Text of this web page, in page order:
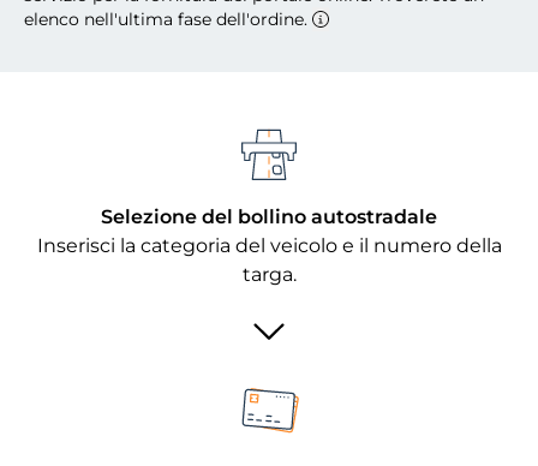
elenco nell'ultima fase dell'ordine.
Selezione del bollino autostradale
Inserisci la categoria del veicolo e il numero della
targa.